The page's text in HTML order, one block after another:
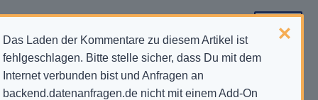
Das Laden der Kommentare zu diesem Artikel ist
fehlgeschlagen. Bitte stelle sicher, dass Du mit dem
Internet verbunden bist und Anfragen an
backend.datenanfragen.de nicht mit einem Add-On
Datenschutz-Kontaktdaten für